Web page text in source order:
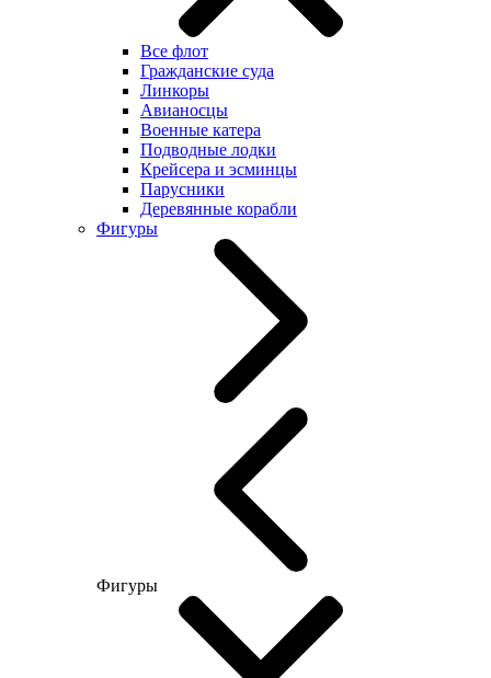
Все флот
Гражданские суда
Линкоры
Авианосцы
Военные катера
Подводные лодки
Крейсера и эсминцы
Парусники
Деревянные корабли
Фигуры
Фигуры